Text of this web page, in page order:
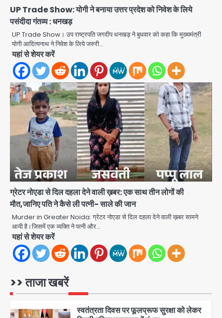
UP Trade Show: योगी ने बनाया उत्तर प्रदेश को निवेश के लिये
पसंदीदा गंतव्य : धनखड़
UP Trade Show। उप राष्ट्रपति जगदीप धनखड़ ने बुधवार को कहा कि मुख्यमंत्री
योगी आदित्यनाथ ने निवेश के लिये जरुरी…
यहां से शेयर करें
ग्रेटर नोएडा से दिल दहला देने वाली ख़बर: एक साथ तीन लोगों की
मौत,जानिए पति ने कैसे ली पत्नी- साले की जान
Murder in Greater Noida: ग्रेटर नोएडा से दिल दहला देने वाली ख़बर सामने
आयी है।जिसमें एक व्यक्ति ने पत्नी और…
यहां से शेयर करें
>> ताजा खबरें
2
स्वतंत्रता दिवस पर फूलप्रूफ सुरक्षा को लेकर
दिल्ली पुलिस मुख्यालय में मंथन
Team JHJ
3
Al Hasan’s house: शेख हसीना की
वर्चुअल प्रेस कॉन्फ्रेंस में जुड़ने पर भड़का
गुस्सा, शाकिब अल हसन के मगुरा स्थित घर पर
पेट्रोल बम से हमला
Avinash Kumar
Rasra Assembly seat: बसपा के
इकलौते विधायक उमाशंकर सिंह का निधन, दो
साल से कैंसर से जूझ रहे थे
Avinash Kumar
5
डीएम अस्मिता लाल ने गोद में उठाकर दिया
अपनत्व का सहारा
Team JHJ
आॅपरेशन विस्टा 1.0: वीजा शर्तों का उल्लंघन
करने वाले 11 बांग्लादेशी नागरिक सेंट्रल जिला
2 Team JHJ